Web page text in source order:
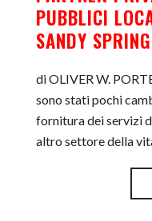
PUBBLICI
SANDY
di OLIVER W.
sono stati pochi
fornitura dei servizi
altro settore della